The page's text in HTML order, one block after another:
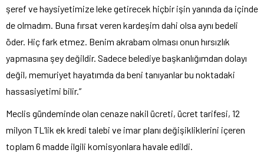
şeref ve haysiyetimize leke getirecek hiçbir işin yanında da içinde
de olmadım. Buna fırsat veren kardeşim dahi olsa aynı bedeli
öder. Hiç fark etmez. Benim akrabam olması onun hırsızlık
yapmasına şey değildir. Sadece belediye başkanlığımdan dolayı
değil, memuriyet hayatımda da beni tanıyanlar bu noktadaki
hassasiyetimi bilir.”
Meclis gündeminde olan cenaze nakil ücreti, ücret tarifesi, 12
milyon TL’lik ek kredi talebi ve imar planı değişikliklerini içeren
toplam 6 madde ilgili komisyonlara havale edildi.